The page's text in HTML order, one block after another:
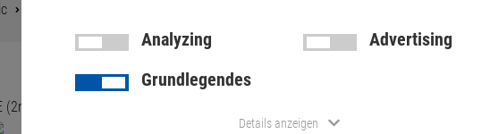
Glasbruch!
Analyzing
Advertising
Grundlegendes
Details anzeigen